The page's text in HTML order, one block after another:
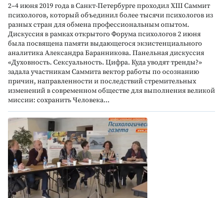
2–4 июня 2019 года в Санкт-Петербурге проходил XIII Саммит
психологов, который объединил более тысячи психологов из
разных стран для обмена профессиональным опытом.
Дискуссия в рамках открытого Форума психологов 2 июня
была посвящена памяти выдающегося экзистенциального
аналитика Александра Баранникова. Панельная дискуссия
«Духовность. Сексуальность. Цифра. Куда уводят тренды?»
задала участникам Саммита вектор работы по осознанию
причин, направленности и последствий стремительных
изменений в современном обществе для выполнения великой
миссии: сохранить Человека...